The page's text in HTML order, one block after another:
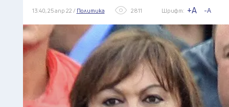
13:40, 25 апр 22 / Политика 2811 Шрифт: +A -A